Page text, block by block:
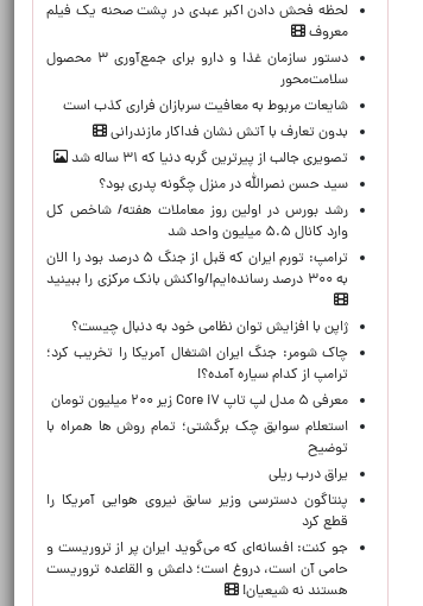
لحظه‌ فحش دادن اکبر عبدی در پشت صحنه یک فیلم
معروف
دستور سازمان غذا و دارو برای جمع‌آوری ۳ محصول
سلامت‌محور
شایعات مربوط به معافیت سربازان فراری کذب است
بدون تعارف با آتش نشان فداکار مازندرانی
تصویری جالب از پیرترین گربه دنیا که ۳۱ ساله شد
سید حسن نصرالله در منزل چگونه پدری بود؟
رشد بورس در اولین روز معاملات هفته/ شاخص کل
وارد کانال ۵.۵ میلیون واحد شد
ترامپ: تورم ایران که قبل از جنگ ۵ درصد بود را الان
به ۳۰۰ درصد رسانده‌ایم!/واکنش بانک مرکزی را ببینید
ژاپن با افزایش توان نظامی خود به دنبال چیست؟
چاک شومر: جنگ ایران اشتغال آمریکا را تخریب کرد؛
ترامپ از کدام سیاره آمده؟!
معرفی ۵ مدل لپ تاپ Core i۷ زیر ۲۰۰ میلیون تومان
استعلام سوابق چک برگشتی؛ تمام روش ها همراه با
توضیح
یراق درب ریلی
پنتاگون دسترسی وزیر سابق نیروی هوایی آمریکا را
قطع کرد
جو کنت: افسانه‌ای که می‌گوید ایران پر از تروریست و
حامی آن است، دروغ است؛ داعش و القاعده تروریست
هستند نه شیعیان!